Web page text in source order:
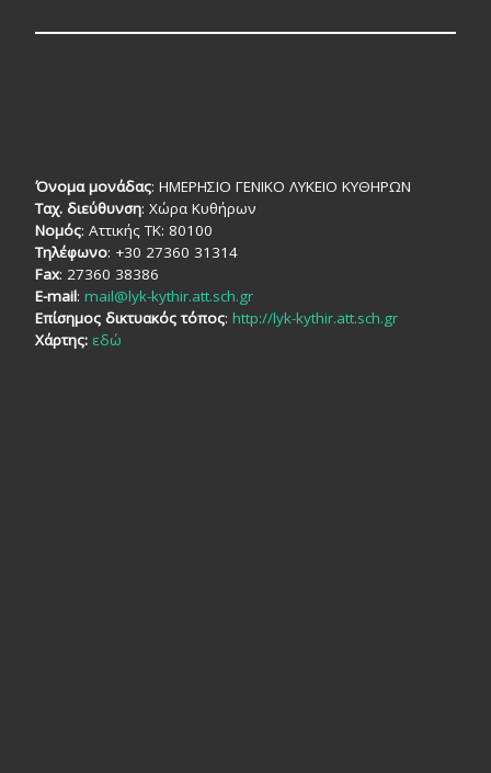
Όνομα μονάδας: ΗΜΕΡΗΣΙΟ ΓΕΝΙΚΟ ΛΥΚΕΙΟ ΚΥΘΗΡΩΝ
Ταχ. διεύθυνση: Χώρα Κυθήρων
Νομός: Αττικής TK: 80100
Τηλέφωνο: +30 27360 31314
Fax: 27360 38386
E-mail: mail@lyk-kythir.att.sch.gr
Επίσημος δικτυακός τόπος: http://lyk-kythir.att.sch.gr
Χάρτης: εδώ